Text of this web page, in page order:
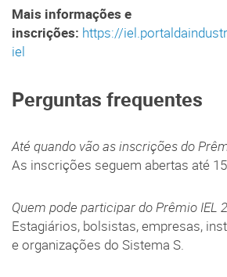
Mais informações e
inscrições: https://
iel
Perguntas frequentes
Até quando vão as inscrições do
As inscrições seguem abertas até
Quem pode participar do Prêmio IEL
Estagiários, bolsistas, empresas,
e organizações do Sistema S.